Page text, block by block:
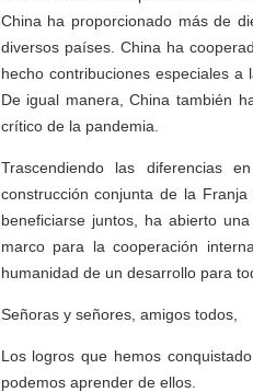
China ha proporcionado más de
diversos países. China ha
hecho contribuciones especiales
De igual manera, China también
crítico de la pandemia.
Trascendiendo las diferencias
construcción conjunta de la
beneficiarse juntos, ha abierto
marco para la cooperación
humanidad de un desarrollo para
Señoras y señores, amigos todos,
Los logros que hemos
podemos aprender de ellos.